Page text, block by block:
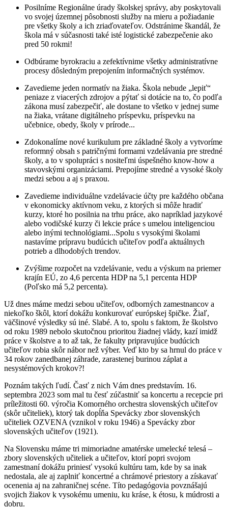
Posilníme Regionálne úrady školskej správy, aby poskytovali
vo svojej územnej pôsobnosti služby na mieru a požiadanie
pre všetky školy a ich zriaďovateľov. Odstránime škandál, že
škola má v súčasnosti také isté logistické zabezpečenie ako
pred 50 rokmi!
Odbúrame byrokraciu a zefektívnime všetky administratívne
procesy dôsledným prepojením informačných systémov.
Zavedieme jeden normatív na žiaka. Škola nebude „lepiť“
peniaze z viacerých zdrojov a pýtať si dotácie na to, čo podľa
zákona musí zabezpečiť, ale dostane to všetko v jednej sume
na žiaka, vrátane digitálneho príspevku, príspevku na
učebnice, obedy, školy v prírode...
Zdokonalíme nové kurikulum pre základné školy a vytvoríme
reformný obsah s patričnými formami vzdelávania pre stredné
školy, a to v spolupráci s nositeľmi úspešného know-how a
stavovskými organizáciami. Prepojíme stredné a vysoké školy
medzi sebou a aj s praxou.
Zavedieme individuálne vzdelávacie účty pre každého občana
v ekonomicky aktívnom veku, z ktorých si môže hradiť
kurzy, ktoré ho posilnia na trhu práce, ako napríklad jazykové
alebo vodičské kurzy či lekcie práce s umelou inteligenciou
alebo inými technológiami...Spolu s vysokými školami
nastavíme prípravu budúcich učiteľov podľa aktuálnych
potrieb a dlhodobých trendov.
Zvýšime rozpočet na vzdelávanie, vedu a výskum na priemer
krajín EÚ, zo 4,6 percenta HDP na 5,1 percenta HDP
(Poľsko má 5,2 percenta).
Už dnes máme medzi sebou učiteľov, odborných zamestnancov a
niekoľko škôl, ktorí dokážu konkurovať európskej špičke. Žiaľ,
väčšinové výsledky sú iné. Slabé. A to, spolu s faktom, že školstvo
od roku 1989 nebolo skutočnou prioritou žiadnej vlády, kazí imidž
práce v školstve a to až tak, že fakulty pripravujúce budúcich
učiteľov robia skôr nábor než výber. Veď kto by sa hrnul do práce v
34 rokov zanedbanej záhrade, zarastenej burinou záplat a
nesystémových krokov?!
Poznám takých ľudí. Časť z nich Vám dnes predstavím. 16.
septembra 2023 som mal tu česť zúčastniť sa koncertu a recepcie pri
príležitosti 60. výročia Komorného orchestra slovenských učiteľov
(skôr učiteliek), ktorý tak dopĺňa Spevácky zbor slovenských
učiteliek OZVENA (vznikol v roku 1946) a Spevácky zbor
slovenských učiteľov (1921).
Na Slovensku máme tri mimoriadne amatérske umelecké telesá –
zbory slovenských učiteliek a učiteľov, ktorí popri svojom
zamestnaní dokážu priniesť vysokú kultúru tam, kde by sa inak
nedostala, ale aj zaplniť koncertné a chrámové priestory a získavať
ocenenia aj na zahraničnej scéne. Títo pedagógovia povznášajú
svojich žiakov k vysokému umeniu, ku kráse, k étosu, k múdrosti a
dobru.